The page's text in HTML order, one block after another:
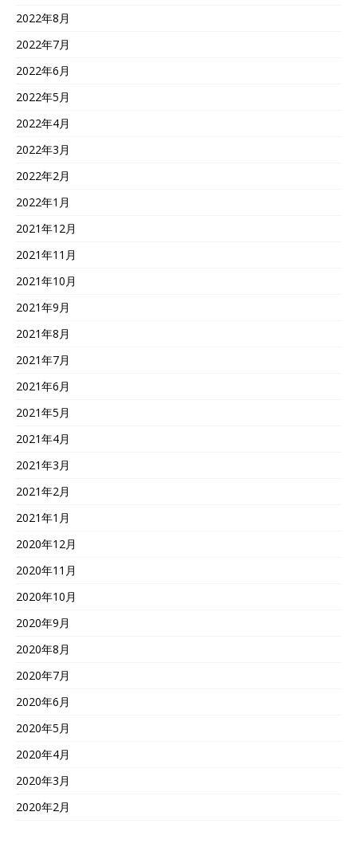
2022年8月
2022年7月
2022年6月
2022年5月
2022年4月
2022年3月
2022年2月
2022年1月
2021年12月
2021年11月
2021年10月
2021年9月
2021年8月
2021年7月
2021年6月
2021年5月
2021年4月
2021年3月
2021年2月
2021年1月
2020年12月
2020年11月
2020年10月
2020年9月
2020年8月
2020年7月
2020年6月
2020年5月
2020年4月
2020年3月
2020年2月